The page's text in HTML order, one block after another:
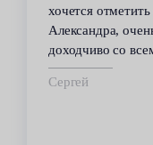
хочется отметить
Александра,
доходчиво со
Сергей